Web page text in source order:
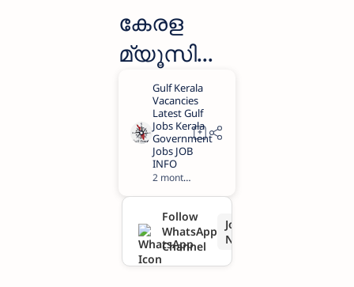
കേരള
മ്യൂസിയ
ത്തിൽ
2026-27 ലെ
വിവിധ
പദ്ധതികളി
ലേക്ക്
അപേക്ഷ
ക്ഷണിക്കു
2 months ago
Follow
WhatsApp
Channel
Join
Now